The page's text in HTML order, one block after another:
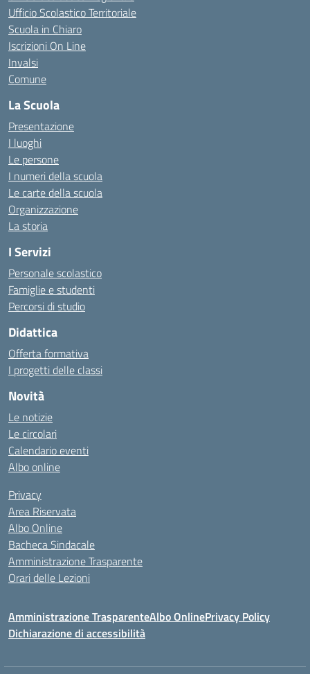
Ufficio Scolastico Territoriale
Scuola in Chiaro
Iscrizioni On Line
Invalsi
Comune
La Scuola
Presentazione
I luoghi
Le persone
I numeri della scuola
Le carte della scuola
Organizzazione
La storia
I Servizi
Personale scolastico
Famiglie e studenti
Percorsi di studio
Didattica
Offerta formativa
I progetti delle classi
Novità
Le notizie
Le circolari
Calendario eventi
Albo online
Privacy
Area Riservata
Albo Online
Bacheca Sindacale
Amministrazione Trasparente
Orari delle Lezioni
Amministrazione TrasparenteAlbo OnlinePrivacy Policy
Dichiarazione di accessibilità